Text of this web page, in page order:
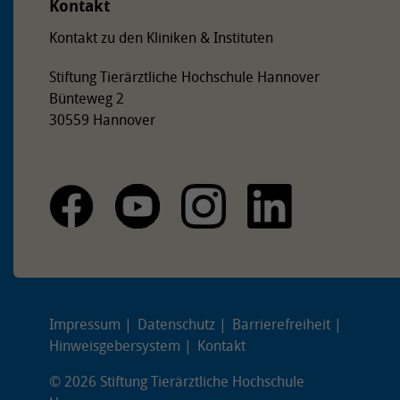
Hier befindet sich die Zufahrt zum Gelände der Stiftung
Tierärztliche Hochschule Hannover auf der linken Seite.
Kontakt
Kontakt zu den Kliniken & Instituten
Stiftung Tierärztliche Hochschule Hannover
Bünteweg 2
30559 Hannover
Impressum Datenschutz
Barrierefreiheit
Hinweisgebersystem
Kontakt
© 2026 Stiftung Tierärztliche Hochschule